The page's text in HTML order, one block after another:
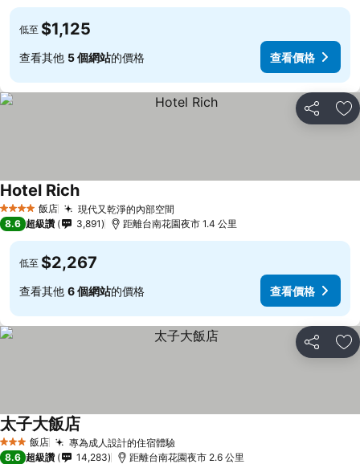
低至 $1,125
查看其他 5 個網站的價格 查看價格
分享 加
4 星級 飯店 現代又乾淨的內部空間
Hotel Rich
8.6 超級讚 3,891 距離台南花園夜市 1.4 公里
低至 $2,267
查看其他 6 個網站的價格 查看價格
分享 加
3 星級 飯店 專為成人設計的住宿體驗
太子大飯店
8.6 超級讚 14,283 距離台南花園夜市 2.6 公里